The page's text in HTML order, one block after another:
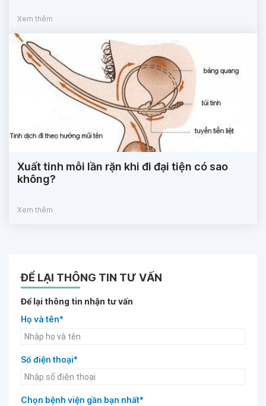
Xem thêm
Xuất tinh mỗi lần rặn khi đi đại tiện có sao
không?
Xem thêm
ĐỂ LẠI THÔNG TIN TƯ VẤN
Để lại thông tin nhận tư vấn
Họ và tên*
Số điện thoại*
Chọn bệnh viện gần bạn nhất*